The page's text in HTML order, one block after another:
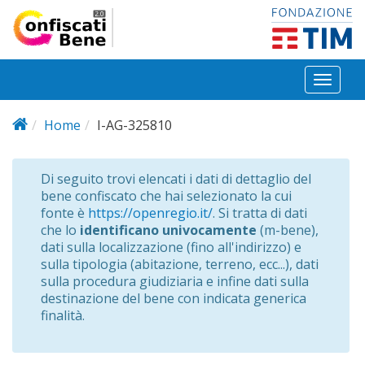
Salta al contenuto principale
Toggle
Home
I-AG-325810
Di seguito trovi elencati i dati di dettaglio del
bene confiscato che hai selezionato la cui
fonte è https://openregio.it/. Si tratta di dati
che lo identificano univocamente (m-bene),
dati sulla localizzazione (fino all'indirizzo) e
sulla tipologia (abitazione, terreno, ecc...), dati
sulla procedura giudiziaria e infine dati sulla
destinazione del bene con indicata generica
finalità.